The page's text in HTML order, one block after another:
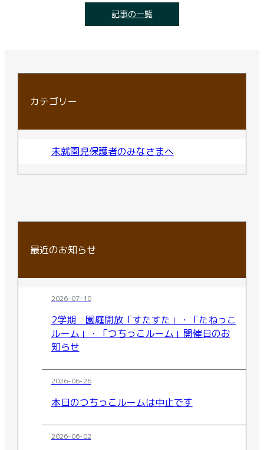
記事の一覧
カテゴリー
未就園児保護者のみなさまへ
最近のお知らせ
2026-07-10
2学期 園庭開放「すたすた」・「たねっこ
ルーム」・「つちっこルーム」開催日のお
知らせ
2026-06-26
本日のつちっこルームは中止です
2026-06-02